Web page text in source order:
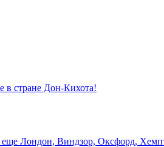
в стране Дон-Кихота!
еще Лондон, Виндзор, Оксфорд,